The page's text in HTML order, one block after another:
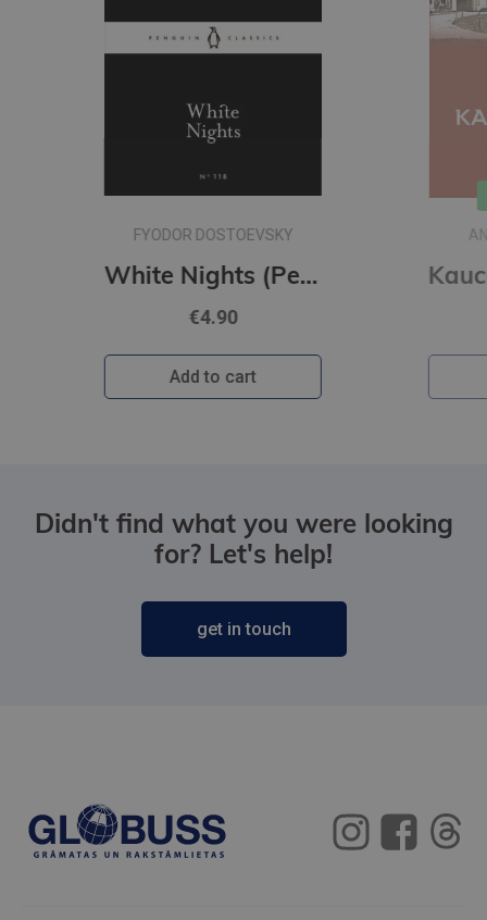
New
ANDRIS GRĪNBERGS
€12.50
Add to cart
Didn't find what you were looking
for? Let's help!
get in touch